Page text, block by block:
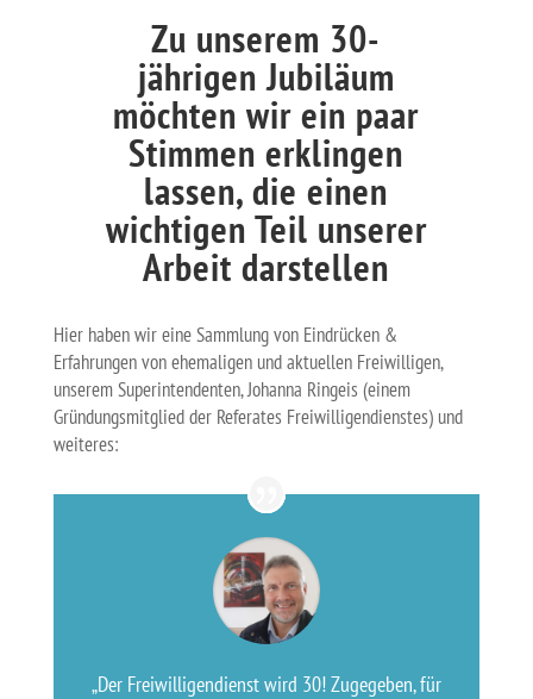
Zu unserem 30-
jährigen Jubiläum
möchten wir ein paar
Stimmen erklingen
lassen, die einen
wichtigen Teil unserer
Arbeit darstellen
Hier haben wir eine Sammlung von Eindrücken &
Erfahrungen von ehemaligen und aktuellen Freiwilligen,
unserem Superintendenten, Johanna Ringeis (einem
Gründungsmitglied der Referates Freiwilligendienstes) und
weiteres:
„Der Freiwilligendienst wird 30! Zugegeben, für